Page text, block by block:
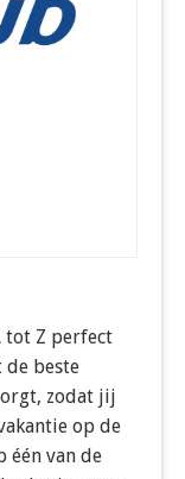
tot Z perfect
de beste
zodat jij
op de
één van de